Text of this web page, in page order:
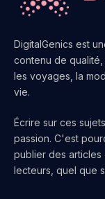
DigitalGenics est
contenu de qualité,
les voyages, la
vie.
Écrire sur ces
passion. C'est
publier des
lecteurs, quel que